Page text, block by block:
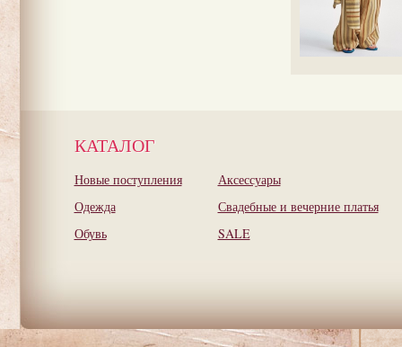
КАТАЛОГ
Новые поступления
Одежда
Обувь
Аксессуары
Свадебные и вечерние платья
SALE